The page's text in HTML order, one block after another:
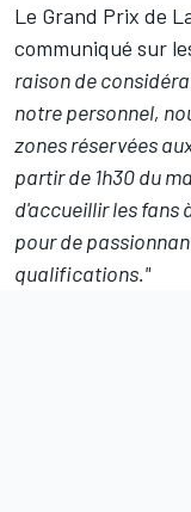
Le Grand Prix de
communiqué sur
raison de
notre personnel,
zones réservées
partir de 1h30 du
d'accueillir les fans
pour de
qualifications."